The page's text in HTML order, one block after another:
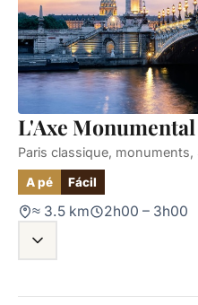
L'Axe
Paris classique,
A pé Fácil
≈ 3.5 km 2h00 – 3h00